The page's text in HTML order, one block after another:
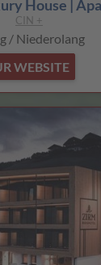
House |
CIN +
/ Niederolang
WEBSITE